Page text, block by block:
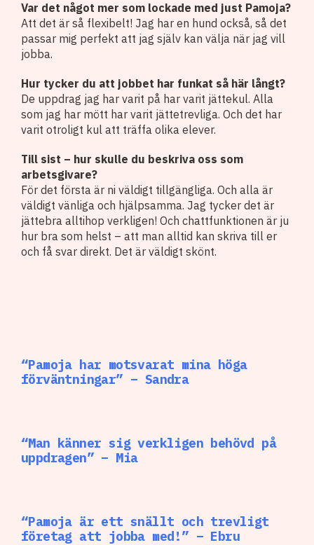
Var det något mer som lockade med just Pamoja?
Att det är så flexibelt! Jag har en hund också, så det
passar mig perfekt att jag själv kan välja när jag vill
jobba.
Hur tycker du att jobbet har funkat så här långt?
De uppdrag jag har varit på har varit jättekul. Alla
som jag har mött har varit jättetrevliga. Och det har
varit otroligt kul att träffa olika elever.
Till sist – hur skulle du beskriva oss som
arbetsgivare?
För det första är ni väldigt tillgängliga. Och alla är
väldigt vänliga och hjälpsamma. Jag tycker det är
jättebra alltihop verkligen! Och chattfunktionen är ju
hur bra som helst – att man alltid kan skriva till er
och få svar direkt. Det är väldigt skönt.
“Pamoja har motsvarat mina höga
förväntningar” – Sandra
“Man känner sig verkligen behövd på
uppdragen” – Mia
“Pamoja är ett snällt och trevligt
företag att jobba med!” – Ebru